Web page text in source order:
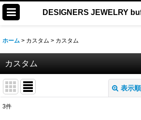
DESIGNERS JEWELRY
ホーム > カスタム > カスタム
カスタム
表示
3件